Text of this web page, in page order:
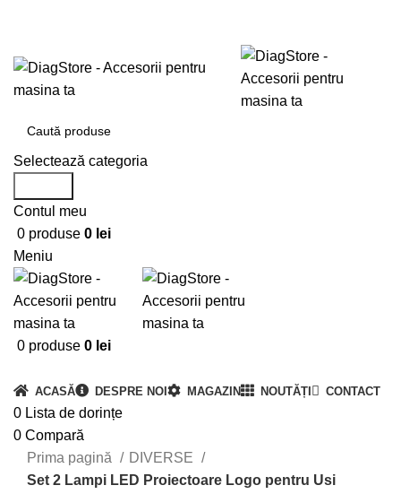
Selectează categoria
Contul meu
0 produse 0 lei
Meniu
0 produse 0 lei
ACASĂ DESPRE NOI MAGAZIN NOUTĂȚI CONTACT
0 Lista de dorințe
0 Compară
Prima pagină
DIVERSE
Set 2 Lampi LED Proiectoare Logo pentru Usi